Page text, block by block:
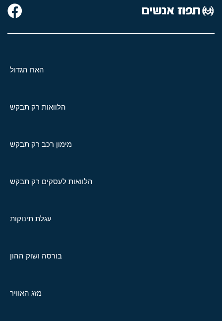
האח הגדול
הלוואות רק תבקש
מימון רכב רק תבקש
הלוואות לעסקים רק תבקש
עגלת תינוקות
בורסה ושוק ההון
מזג האוויר